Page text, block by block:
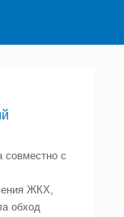
совместно с
ЖКХ,
обход